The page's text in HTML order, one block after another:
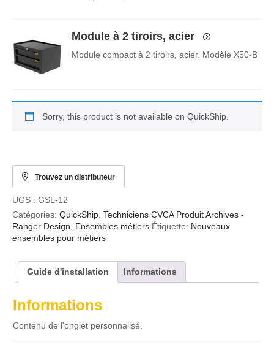
Module à 2 tiroirs, acier
Module compact à 2 tiroirs, acier. Modèle X50-B
Sorry, this product is not available on QuickShip.
Trouvez un distributeur
UGS : GSL-12
Catégories: QuickShip Techniciens CVCA Produit Archives -
Ranger Design
Ensembles métiers Étiquette: Nouveaux
ensembles pour métiers
Guide d'installation Informations
Informations
Contenu de l'onglet personnalisé.